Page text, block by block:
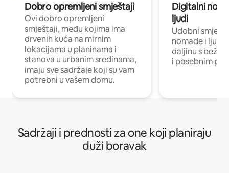
Dobro opremljeni smještaji
Ovi dobro opremljeni
smještaji, među kojima ima
drvenih kuća na mirnim
lokacijama u planinama i
stanova u urbanim sredinama,
imaju sve sadržaje koji su vam
potrebni u vašem domu.
Digitalni
ljudi
Udobni
nomade i ljude
daljinu s
i posebnim
Sadržaji i prednosti za one koji planiraju
duži boravak